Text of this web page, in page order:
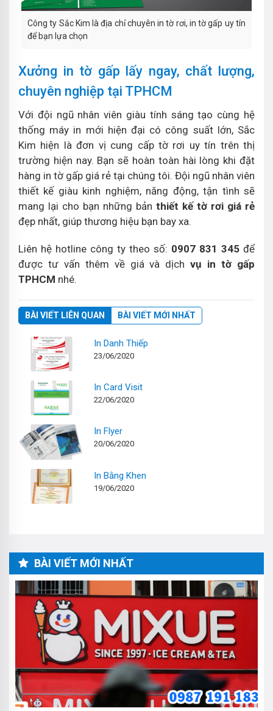
Công ty Sắc Kim là địa chỉ chuyên in tờ rơi, in tờ gấp uy tín
để bạn lựa chọn
Xưởng in tờ gấp lấy ngay, chất lượng,
chuyên nghiệp tại TPHCM
Với đội ngũ nhân viên giàu tính sáng tạo cùng hệ
thống máy in mới hiện đại có công suất lớn, Sắc
Kim hiện là đơn vị cung cấp tờ rơi uy tín trên thị
trường hiện nay. Bạn sẽ hoàn toàn hài lòng khi đặt
hàng in tờ gấp giá rẻ tại chúng tôi. Đội ngũ nhân viên
thiết kế giàu kinh nghiệm, năng động, tận tình sẽ
mang lại cho bạn những bản thiết kế tờ rơi giá rẻ
đẹp nhất, giúp thương hiệu bạn bay xa.
Liên hệ hotline công ty theo số: 0907 831 345 để
được tư vấn thêm về giá và dịchvụ in tờ gấp
TPHCM nhé.
BÀI VIẾT LIÊN QUAN BÀI VIẾT MỚI NHẤT
In Danh Thiếp
23/06/2020
In Card Visit
22/06/2020
In Flyer
20/06/2020
In Bằng Khen
19/06/2020
BÀI VIẾT MỚI NHẤT